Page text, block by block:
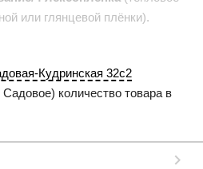
или глянцевой плёнки).
Кудринская 32с2
количество товара в